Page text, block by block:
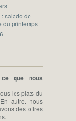
salade de
du printemps
ce que nous
les plats du
autre, nous
des offres